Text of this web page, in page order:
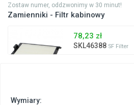
Zostaw numer, oddzwonimy w 30 minut!
Zamienniki - Filtr kabinowy
78,23 zł
SKL46388 SF Filter
Wymiary: